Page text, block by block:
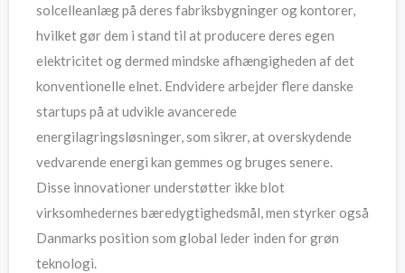
solcelleanlæg på deres fabriksbygninger og kontorer,
hvilket gør dem i stand til at producere deres egen
elektricitet og dermed mindske afhængigheden af det
konventionelle elnet. Endvidere arbejder flere danske
startups på at udvikle avancerede
energilagringsløsninger, som sikrer, at overskydende
vedvarende energi kan gemmes og bruges senere.
Disse innovationer understøtter ikke blot
virksomhedernes bæredygtighedsmål, men styrker også
Danmarks position som global leder inden for grøn
teknologi.